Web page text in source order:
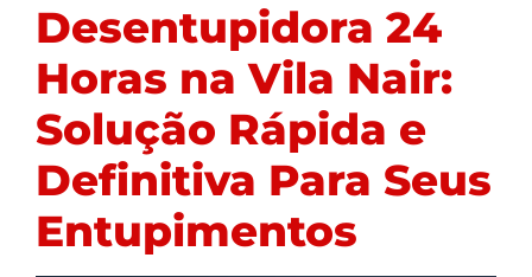
Desentupidora 24
Horas na Vila Nair:
Solução Rápida e
Definitiva Para Seus
Entupimentos